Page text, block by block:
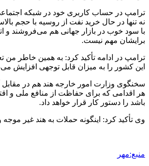
ترامپ در حساب کاربری خود در شبکه
نه تنها در حال خرید نفت از روسیه با حجم
با سود خوب در بازار جهانی هم می‌فروشند و
برایشان مهم نیست.
ترامپ در ادامه تأکید کرد: به همین خاطر من
این کشور را به میزان قابل توجهی افزایش
سخنگوی وزارت امور خارجه هند هم در
هر اقدامی که برای حفاظت از منافع ملی و
باشد را دستور کار قرار خواهد داد.
وی تأکید کرد: اینگونه حملات به هند غیر
منبع:مهر